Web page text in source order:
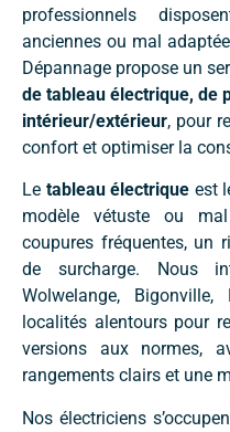
professionnels
anciennes ou mal
Dépannage propose un
de tableau électrique, de
intérieur/extérieur, pour
confort et optimiser la
Le tableau électrique est
modèle vétuste ou
coupures fréquentes, un
de surcharge. Nous
Wolwelange,
localités alentours pour
versions aux normes,
rangements clairs et une
Nos électriciens